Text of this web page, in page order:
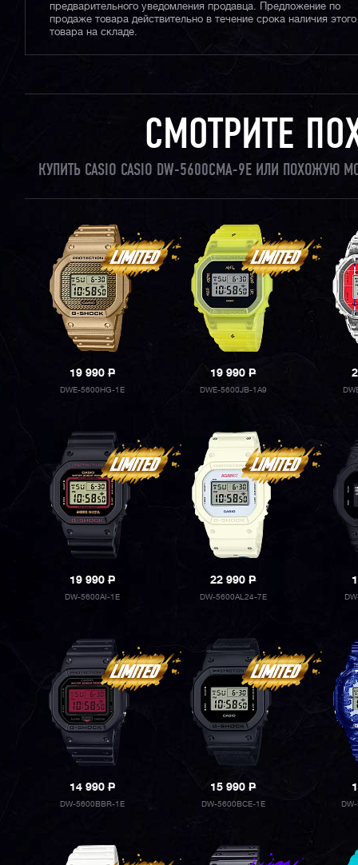
предварительного уведомления продавца. Предложение по
продаже товара действительно в течение срока наличия этого
товара на складе.
СМОТРИТЕ
КУПИТЬ CASIO CASIO DW-5600CMA-9E ИЛИ ПОХОЖУЮ
19 990P
DWE-5600HG-1E
19 990P
DWE-5600JB-1A9
19 990P
DW-5600AI-1E
22 990P
DW-5600AL24-7E
14 990P
DW-5600BBR-1E
15 990P
DW-5600BCE-1E